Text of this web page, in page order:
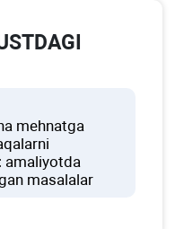
mehnatga
amaliyotda
masalalar